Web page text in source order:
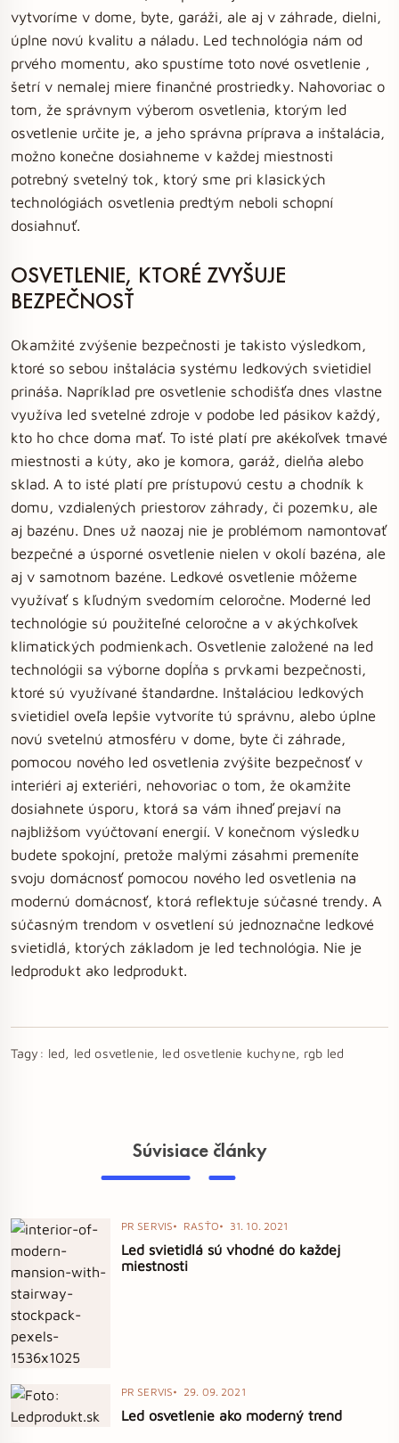
vytvoríme v dome, byte, garáži, ale aj v záhrade, dielni,
úplne novú kvalitu a náladu. Led technológia nám od
prvého momentu, ako spustíme toto nové osvetlenie ,
šetrí v nemalej miere finančné prostriedky. Nahovoriac o
tom, že správnym výberom osvetlenia, ktorým led
osvetlenie určite je, a jeho správna príprava a inštalácia,
možno konečne dosiahneme v každej miestnosti
potrebný svetelný tok, ktorý sme pri klasických
technológiách osvetlenia predtým neboli schopní
dosiahnuť.
OSVETLENIE, KTORÉ ZVYŠUJE
BEZPEČNOSŤ
Okamžité zvýšenie bezpečnosti je takisto výsledkom,
ktoré so sebou inštalácia systému ledkových svietidiel
prináša. Napríklad pre osvetlenie schodišťa dnes vlastne
využíva led svetelné zdroje v podobe led pásikov každý,
kto ho chce doma mať. To isté platí pre akékoľvek tmavé
miestnosti a kúty, ako je komora, garáž, dielňa alebo
sklad. A to isté platí pre prístupovú cestu a chodník k
domu, vzdialených priestorov záhrady, či pozemku, ale
aj bazénu. Dnes už naozaj nie je problémom namontovať
bezpečné a úsporné osvetlenie nielen v okolí bazéna, ale
aj v samotnom bazéne. Ledkové osvetlenie môžeme
využívať s kľudným svedomím celoročne. Moderné led
technológie sú použiteľné celoročne a v akýchkoľvek
klimatických podmienkach. Osvetlenie založené na led
technológii sa výborne dopĺňa s prvkami bezpečnosti,
ktoré sú využívané štandardne. Inštaláciou ledkových
svietidiel oveľa lepšie vytvoríte tú správnu, alebo úplne
novú svetelnú atmosféru v dome, byte či záhrade,
pomocou nového led osvetlenia zvýšite bezpečnosť v
interiéri aj exteriéri, nehovoriac o tom, že okamžite
dosiahnete úsporu, ktorá sa vám ihneď prejaví na
najbližšom vyúčtovaní energií. V konečnom výsledku
budete spokojní, pretože malými zásahmi premeníte
svoju domácnosť pomocou nového led osvetlenia na
modernú domácnosť, ktorá reflektuje súčasné trendy. A
súčasným trendom v osvetlení sú jednoznačne ledkové
svietidlá, ktorých základom je led technológia. Nie je
ledprodukt ako ledprodukt.
Tagy: led, led osvetlenie, led osvetlenie kuchyne, rgb led
Súvisiace články
PR SERVIS RASŤO 31. 10. 2021
Led svietidlá sú vhodné do každej
miestnosti
PR SERVIS 29. 09. 2021
Led osvetlenie ako moderný trend